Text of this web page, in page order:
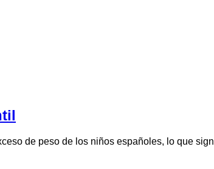
de peso de los niños españoles, lo que